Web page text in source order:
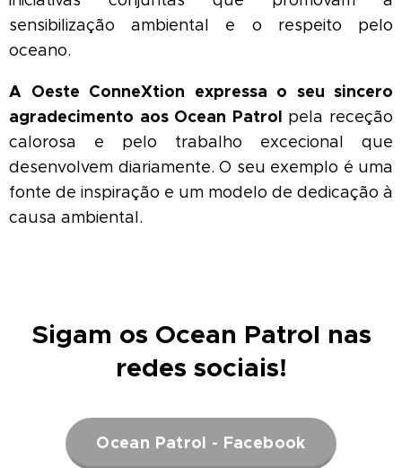
sensibilização ambiental e o respeito pelo
oceano.
A Oeste ConneXtion expressa o seu sincero
agradecimento aos Ocean Patrol pela receção
calorosa e pelo trabalho excecional que
desenvolvem diariamente. O seu exemplo é uma
fonte de inspiração e um modelo de dedicação à
causa ambiental. 💙
Sigam os Ocean Patrol nas
redes sociais!
Ocean Patrol - Facebook